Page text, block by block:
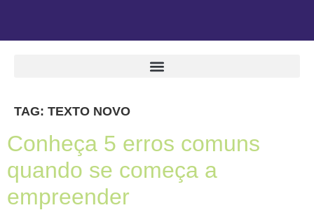
TAG: TEXTO NOVO
Conheça 5 erros comuns
quando se começa a
empreender